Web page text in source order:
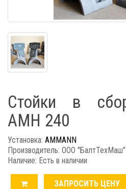
Стойки в
AMH 240
Установка: AMMANN
Производитель: ООО "БалтТехМаш"
Наличие: Есть в наличии
ЗАПРОСИТЬ ЦЕНУ